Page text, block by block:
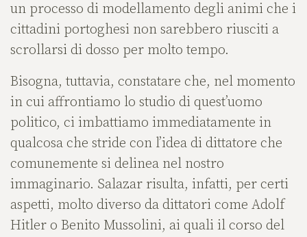
un processo di modellamento degli animi che i
cittadini portoghesi non sarebbero riusciti a
scrollarsi di dosso per molto tempo.
Bisogna, tuttavia, constatare che, nel momento
in cui affrontiamo lo studio di quest’uomo
politico, ci imbattiamo immediatamente in
qualcosa che stride con l’idea di dittatore che
comunemente si delinea nel nostro
immaginario. Salazar risulta, infatti, per certi
aspetti, molto diverso da dittatori come Adolf
Hitler o Benito Mussolini, ai quali il corso del